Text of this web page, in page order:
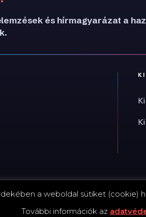
és hírmagyarázat a
- A FinTech Group Kft.
a weboldal sütiket (cookie)
További információk az